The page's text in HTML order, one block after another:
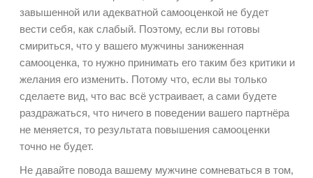
завышенной или адекватной самооценкой не будет
вести себя, как слабый. Поэтому, если вы готовы
смириться, что у вашего мужчины заниженная
самооценка, то нужно принимать его таким без критики и
желания его изменить. Потому что, если вы только
сделаете вид, что вас всё устраивает, а сами будете
раздражаться, что ничего в поведении вашего партнёра
не меняется, то результата повышения самооценки
точно не будет.
Не давайте повода вашему мужчине сомневаться в том,